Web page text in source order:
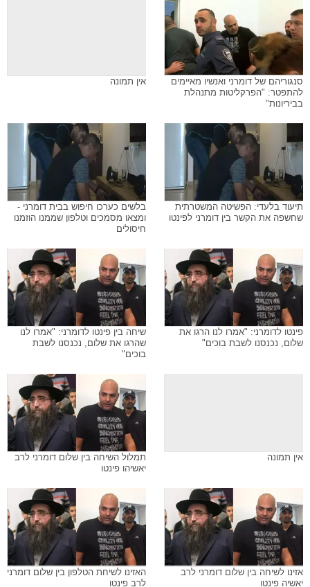
סנגוריהם של דומרני ואנשיו מאיימים
להתפטר: "הפרקליטות מתנהלת
בביריונות"
אין תמונה
תיעוד בלעדי: הפשיטה המשטרתית
שחשפה את הקשר בין דומרני לפינטו
בלשים כערכו חיפוש בבית דומרני -
ומצאו מסמכים וטלפון שממנו הוזמנו
חיסולים
פינטו לדומרני: "אמרו לנו הרגו את
שלום, נכנסנו לשבת בוכים"
שיחה בין פינטו לדומרני: "אמרו לנו
שהרגו את שלום, נכנסנו לשבת
בוכים"
אין תמונה
תמלול השיחה בין שלום דומרני לרב
יאשיהו פינטו
אזינו לשיחה בין שלום דומרני לרב
יאשיה פינטו
האזינו לשיחת הטלפון בין שלום דומרני
לרב פינטו